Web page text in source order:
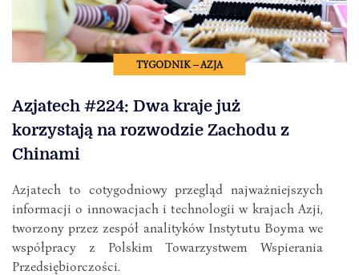
TYGODNIK – AZJA
Azjatech #224: Dwa kraje już
korzystają na rozwodzie Zachodu z
Chinami
Azjatech to cotygodniowy przegląd najważniejszych
informacji o innowacjach i technologii w krajach Azji,
tworzony przez zespół analityków Instytutu Boyma we
współpracy z Polskim Towarzystwem Wspierania
Przedsiębiorczości.